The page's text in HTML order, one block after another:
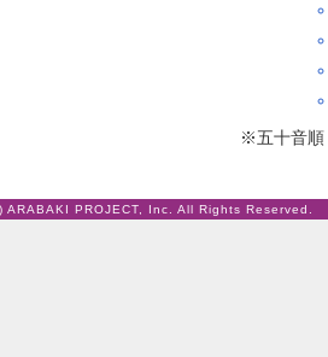
※五十音順
ARABAKI PROJECT, Inc. All Rights Reserved.